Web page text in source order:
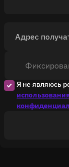
Адрес
Я не являюсь